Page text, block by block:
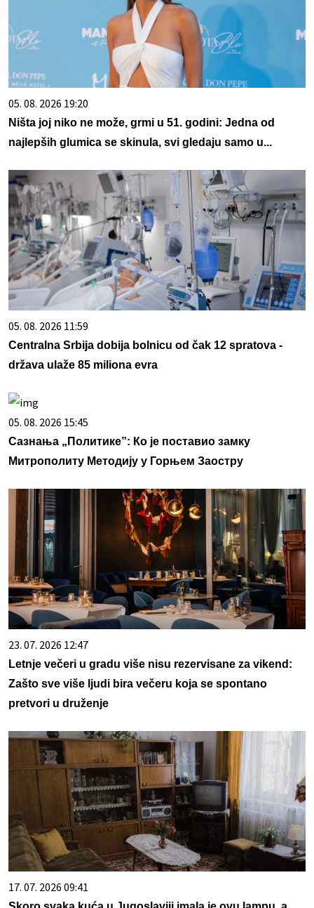
05. 08. 2026 19:20
Ništa joj niko ne može, grmi u 51. godini: Jedna od
najlepših glumica se skinula, svi gledaju samo u...
05. 08. 2026 11:59
Centralna Srbija dobija bolnicu od čak 12 spratova -
država ulaže 85 miliona evra
05. 08. 2026 15:45
Сазнања „Политике”: Ко је поставио замку
Митрополиту Методију у Горњем Заостру
23. 07. 2026 12:47
Letnje večeri u gradu više nisu rezervisane za vikend:
Zašto sve više ljudi bira večeru koja se spontano
pretvori u druženje
17. 07. 2026 09:41